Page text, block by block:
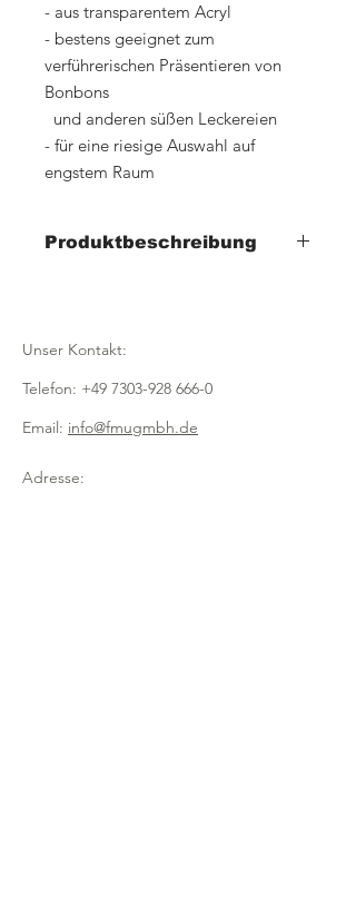
- aus transparentem Acryl
- bestens geeignet zum
verführerischen Präsentieren von
Bonbons
und anderen süßen Leckereien
- für eine riesige Auswahl auf
engstem Raum
Produktbeschreibung
Artikelnr: 9408013
Breite 200mm x Tiefe 400mm x Höhe
200mm
Unser Kontakt:
Telefon: +49 7303-928 666-0
Email: info@fmugmbh.de
Adresse: